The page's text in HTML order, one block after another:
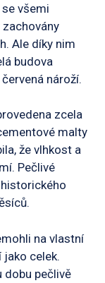
všemi
Ale díky nim
budova
nároží.
zcela
malty
že vlhkost a
Pečlivé
na vlastní
celek.
dobu pečlivě